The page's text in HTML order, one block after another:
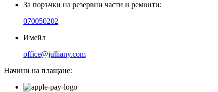
За поръчки на резервни части и ремонти:
070050202
Имейл
office@julliany.com
Начини на плащане: